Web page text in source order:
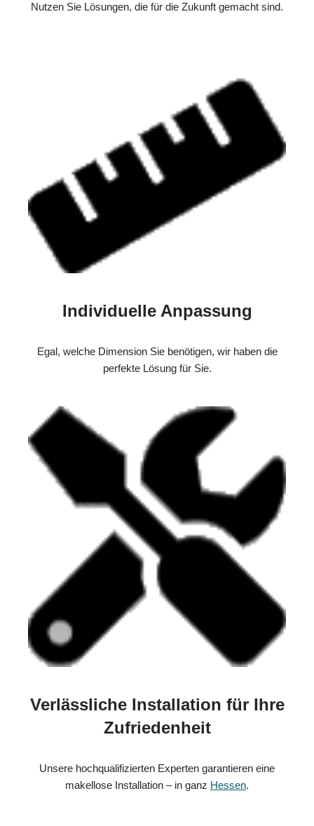
Nutzen Sie Lösungen, die für die Zukunft gemacht sind.
Individuelle Anpassung
Egal, welche Dimension Sie benötigen, wir haben die
perfekte Lösung für Sie.
Verlässliche Installation für Ihre
Zufriedenheit
Unsere hochqualifizierten Experten garantieren eine
makellose Installation – in ganz Hessen.